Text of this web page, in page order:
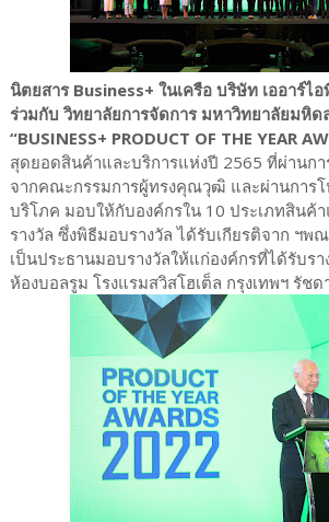
นิตยสาร Business+ ในเครือ บริษัท เออาร์ไ
ร่วมกับ วิทยาลัยการจัดการ มหาวิทยาลัยมหิด
“BUSINESS+ PRODUCT OF THE YEAR
สุดยอดสินค้าและบริการแห่งปี 2565 ที่ผ่านกา
จากคณะกรรมการผู้ทรงคุณวุฒิ และผ่านการ
บริโภค มอบให้กับองค์กรใน 10 ประเภทสินค้
รางวัล ซึ่งพิธีมอบรางวัล ได้รับเกียรติจาก ฯ
เป็นประธานมอบรางวัลให้แก่องค์กรที่ได้รับร
ห้องบอลรูม โรงแรมสวิสโฮเต็ล กรุงเทพฯ รัชด